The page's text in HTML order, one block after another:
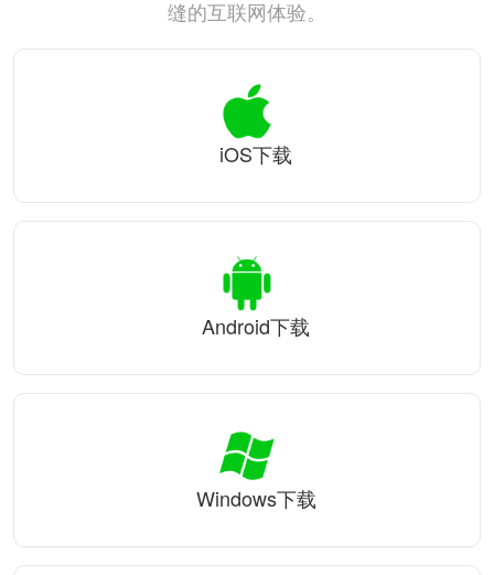
缝的互联网体验。
iOS下载
Android下载
Windows下载